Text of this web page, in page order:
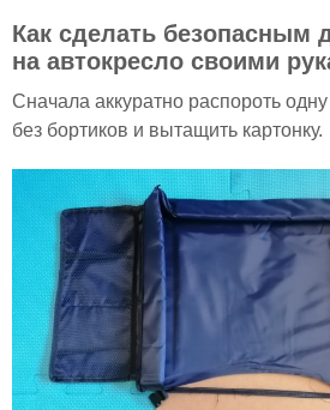
Как сделать безопасным
на автокресло своими
Сначала аккуратно распороть одну
без бортиков и вытащить картонку.